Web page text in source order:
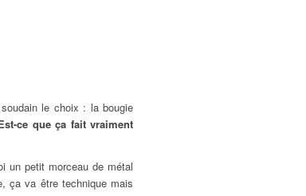
le choix : la bougie
ce que ça fait vraiment
un petit morceau de métal
ça va être technique mais